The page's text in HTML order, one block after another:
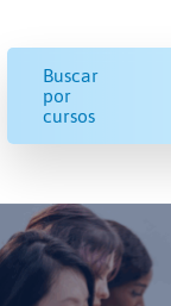
Buscar
por
cursos